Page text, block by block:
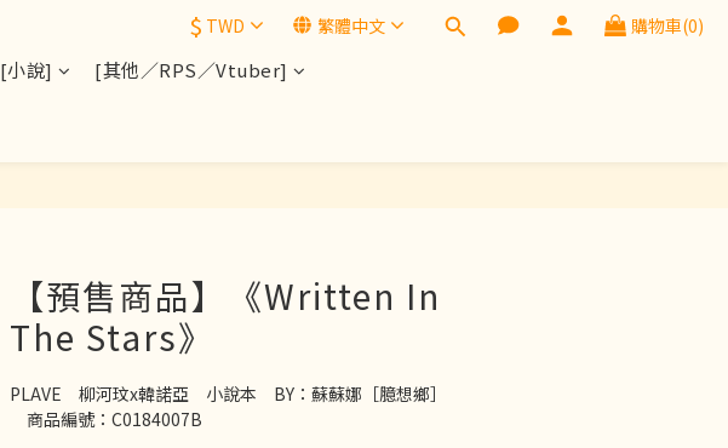
$ TWD 繁體中文 購物車(0)
[小說]
[其他／RPS／Vtuber]
【預售商品】《Written In
The Stars》
PLAVE　柳河玟x韓諾亞　小說本　BY：蘇蘇娜［臆想鄉］
商品編號：C0184007B